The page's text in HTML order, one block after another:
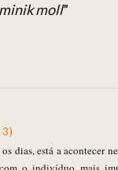
moll”
dias, está a acontecer